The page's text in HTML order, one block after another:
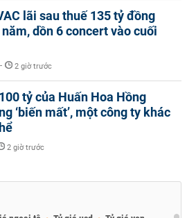
lãi sau thuế 135 tỷ đồng
dồn 6 concert vào cuối
- 2 giờ trước
tỷ của Huấn Hoa Hồng
‘biến mất’, một công ty khác
2 giờ trước